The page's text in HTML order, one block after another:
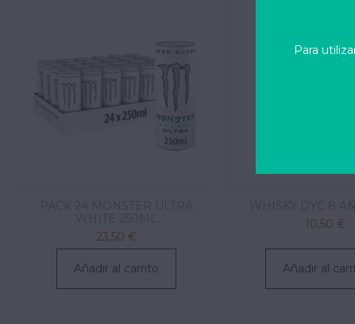
23,50 €
Añadir al carrito
10,50 €
Añadir al
Para